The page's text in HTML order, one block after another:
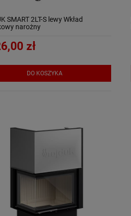
SMART 2LT-S lewy Wkład
narożny
zł
DO KOSZYKA